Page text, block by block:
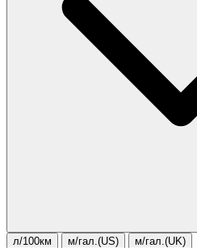
л/100км м/гал.(US) м/гал.(UK)